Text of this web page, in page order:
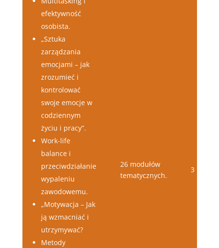
efektywność
osobista.
„Sztuka
zarządzania
emocjami – jak
zrozumieć i
kontrolować
swoje emocje w
codziennym
życiu i pracy”.
Work-life
balance i
przeciwdziałanie
wypaleniu
zawodowemu.
„Motywacja – Jak
ją wzmacniać i
utrzymywać?
Metody
26 modułów
tematycznych.
3 lata